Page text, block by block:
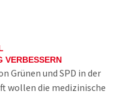
VERBESSERN
Grünen und SPD in der
wollen die medizinische